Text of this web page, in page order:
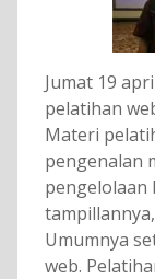
Jumat 19
pelatihan
Materi
pengenalan
pengelolaan
Umumnya
web.